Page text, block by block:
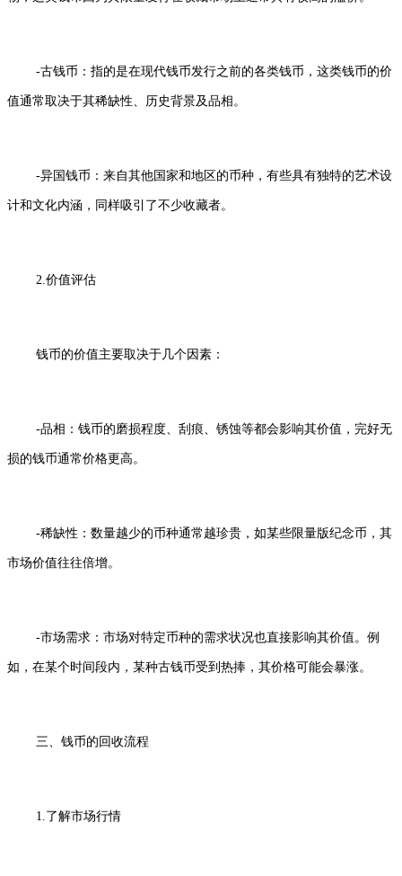
-古钱币：指的是在现代钱币发行之前的各类钱币，这类钱币的价
值通常取决于其稀缺性、历史背景及品相。
-异国钱币：来自其他国家和地区的币种，有些具有独特的艺术设
计和文化内涵，同样吸引了不少收藏者。
2.价值评估
钱币的价值主要取决于几个因素：
-品相：钱币的磨损程度、刮痕、锈蚀等都会影响其价值，完好无
损的钱币通常价格更高。
-稀缺性：数量越少的币种通常越珍贵，如某些限量版纪念币，其
市场价值往往倍增。
-市场需求：市场对特定币种的需求状况也直接影响其价值。例
如，在某个时间段内，某种古钱币受到热捧，其价格可能会暴涨。
三、钱币的回收流程
1.了解市场行情